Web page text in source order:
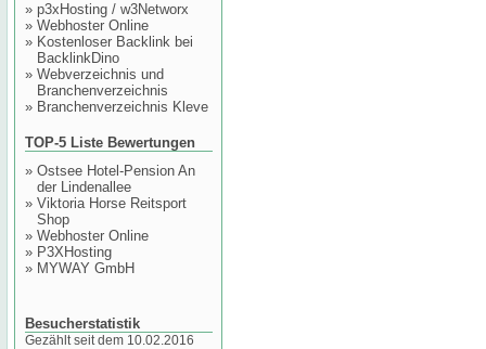
» p3xHosting / w3Networx
» Webhoster Online
» Kostenloser Backlink bei
BacklinkDino
» Webverzeichnis und
Branchenverzeichnis
» Branchenverzeichnis Kleve
TOP-5 Liste Bewertungen
» Ostsee Hotel-Pension An
der Lindenallee
» Viktoria Horse Reitsport
Shop
» Webhoster Online
» P3XHosting
» MYWAY GmbH
Besucherstatistik
Gezählt seit dem 10.02.2016